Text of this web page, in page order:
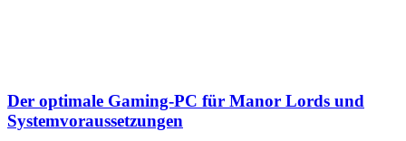
Der optimale Gaming-PC für Manor Lords und
Systemvoraussetzungen